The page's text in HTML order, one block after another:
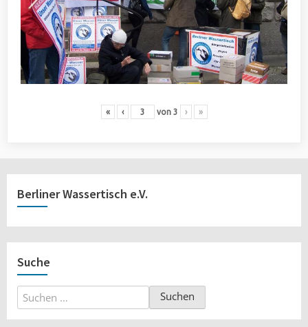
« ‹ von 3 › »
Berliner Wassertisch e.V.
Suche
Suchen
nach: